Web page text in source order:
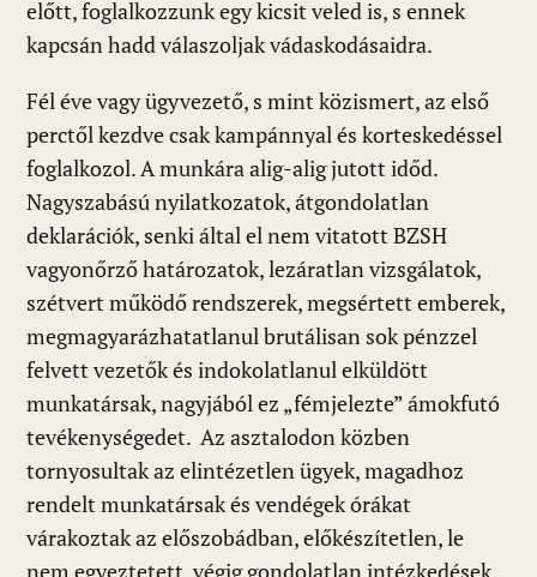
előtt, foglalkozzunk egy kicsit veled is, s ennek
kapcsán hadd válaszoljak vádaskodásaidra.
Fél éve vagy ügyvezető, s mint közismert, az első
perctől kezdve csak kampánnyal és korteskedéssel
foglalkozol. A munkára alig-alig jutott időd.
Nagyszabású nyilatkozatok, átgondolatlan
deklarációk, senki által el nem vitatott BZSH
vagyonőrző határozatok, lezáratlan vizsgálatok,
szétvert működő rendszerek, megsértett emberek,
megmagyarázhatatlanul brutálisan sok pénzzel
felvett vezetők és indokolatlanul elküldött
munkatársak, nagyjából ez „fémjelezte” ámokfutó
tevékenységedet. Az asztalodon közben
tornyosultak az elintézetlen ügyek, magadhoz
rendelt munkatársak és vendégek órákat
várakoztak az előszobádban, előkészítetlen, le